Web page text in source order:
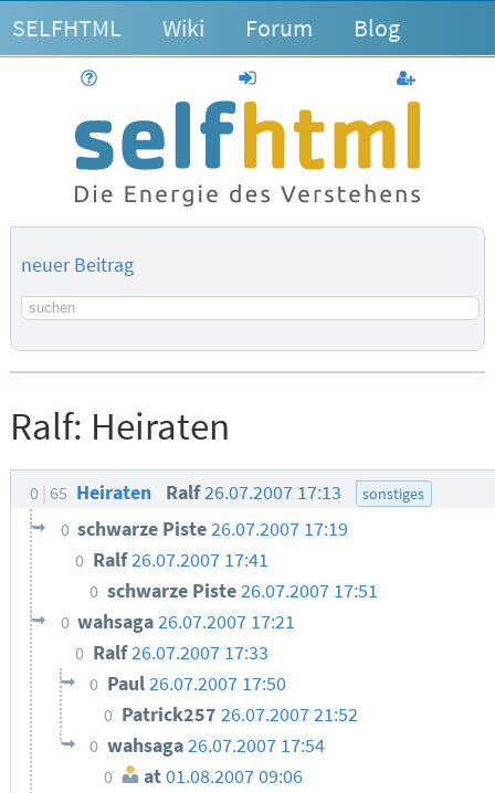
SELFHTML Wiki Forum Blog
anmelden
neuer Beitrag
Suchbegriff
Ralf: Heiraten
0 65 Heiraten Ralf26.07.2007 17:13 sonstiges
0 schwarze Piste26.07.2007 17:19
0 Ralf26.07.2007 17:41
0 schwarze Piste26.07.2007 17:51
0 wahsaga26.07.2007 17:21
0 Ralf26.07.2007 17:33
0 Paul26.07.2007 17:50
0 Patrick25726.07.2007 21:52
0 wahsaga26.07.2007 17:54
0 at01.08.2007 09:06